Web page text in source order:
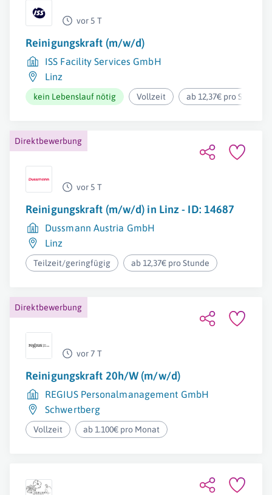
vor 5 T
Reinigungskraft (m/w/d)
ISS Facility Services GmbH
Linz
kein Lebenslauf nötig Vollzeit ab 12,37€ pro Stunde
Direktbewerbung
vor 5 T
Reinigungskraft (m/w/d) in Linz - ID: 14687
Dussmann Austria GmbH
Linz
Teilzeit/geringfügig ab 12,37€ pro Stunde
Direktbewerbung
vor 7 T
Reinigungskraft 20h/W (m/w/d)
REGIUS Personalmanagement GmbH
Schwertberg
Vollzeit ab 1.100€ pro Monat